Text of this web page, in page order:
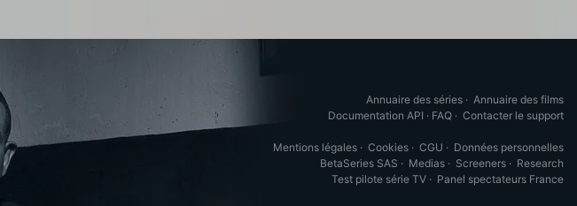
Annuaire des séries · Annuaire des films
Documentation API · FAQ · Contacter le support
Mentions légales · Cookies · CGU · Données personnelles
BetaSeries SAS · Medias · Screeners · Research
Test pilote série TV · Panel spectateurs France